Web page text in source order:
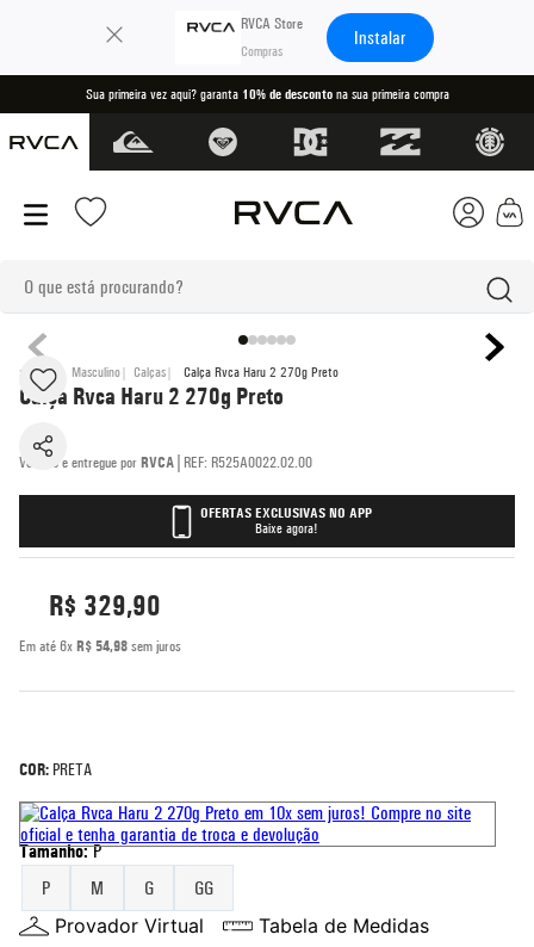
RVCA Store
Instalar
Sua primeira vez aqui? garanta 10% de descontona sua primeira compra
VA Masculino Calças Calça Rvca Haru 2 270g Preto
Calça Rvca Haru 2 270g Preto
RVCA | REF: R525A0022.02.00
OFERTAS EXCLUSIVAS NO APP
Baixe agora!
R$ 329,90
Em até 6x R$ 54,98 sem juros
COR: PRETA
Tamanho: P
P
M G GG
Provador Virtual Tabela de Medidas
termos mais buscados
1º
boné
2º
º
bermuda
7º
mochila
8º
moletom
10 º jaqueta